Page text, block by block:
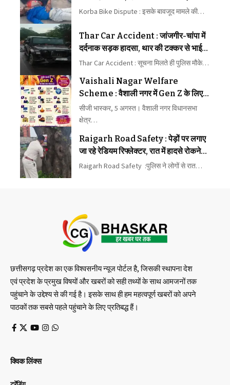
घायल
Korba Bike Dispute : इसके बावजूद मामले की…
Thar Car Accident : जांजगीर-चांपा में
दर्दनाक सड़क हादसा, थार की टक्कर से भाई-
बहन की मौत
Thar Car Accident : सूचना मिलते ही पुलिस मौके…
Vaishali Nagar Welfare
Scheme : वैशाली नगर में Gen Z के लिए
10 अगस्त से 16 योजनाएं, 60 वर्ष तक के
नागरिकों के लिए भी नई योजना शुरू करेंगे
सीजी भास्कर, 5 अगस्त। वैशाली नगर विधानसभा
क्षेत्र…
Raigarh Road Safety : पेड़ों पर लगाए
जा रहे रेडियम रिफ्लेक्टर, रात में हादसे रोकने
का अभियान
Raigarh Road Safety :पुलिस ने लोगों से रात…
छत्तीसगढ़ प्रदेश का एक विश्वसनीय न्यूज पोर्टल है, जिसकी स्थापना देश
एवं प्रदेश के प्रमुख विषयों और खबरों को सही तथ्यों के साथ आमजनों तक
पहुंचाने के उद्देश्य से की गई है। इसके साथ ही हम महत्वपूर्ण खबरों को अपने
पाठकों तक सबसे पहले पहुंचाने के लिए प्रतिबद्ध हैं।
क्विक लिंक्स